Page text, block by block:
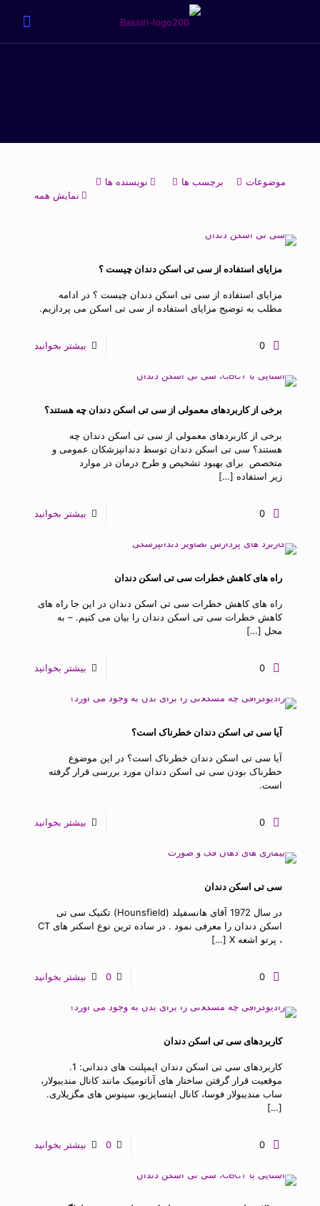
موضوعات برچسب ها
نویسنده ها
نمایش همه
مزایای استفاده از سی تی اسکن دندان چیست ؟
مزایای استفاده از سی تی اسکن دندان چیست ؟ در ادامه
مطلب به توضیح مزایای استفاده از سی تی اسکن می پردازیم.
0 بیشتر بخوانید
برخی از کاربردهای معمولی از سی تی اسکن دندان چه هستند؟
برخی از کاربردهای معمولی از سی تی اسکن دندان چه
هستند؟ سی تی اسکن دندان توسط دندانپزشکان عمومی و
متخصص برای بهبود تشخیص و طرح درمان در موارد
زیر استفاده […]
0 بیشتر بخوانید
راه های کاهش خطرات سی تی اسکن دندان
راه های کاهش خطرات سی تی اسکن دندان در این جا راه های
کاهش خطرات سی تی اسکن دندان را بیان می کنیم. – به
محل […]
0 بیشتر بخوانید
آیا سی تی اسکن دندان خطرناک است؟
آیا سی تی اسکن دندان خطرناک است؟ در این موضوع
خطرناک بودن سی تی اسکن دندان مورد بررسی قرار گرفته
است.
0 بیشتر بخوانید
سی تی اسکن دندان
در سال 1972 آقای هانسفیلد (Hounsfield) تکنیک سی تی
اسکن دندان را معرفی نمود . در ساده ترین نوع اسکنر های CT
، پرتو اشعه X
[…]
0
0 بیشتر بخوانید
کاربردهای سی تی اسکن دندان
کاربردهای سی تی اسکن دندان ایمپلنت های دندانی: 1.
موقعیت قرار گرفتن ساختار های آناتومیک مانند کانال مندیبولار،
ساب مندیبولار فوسا، کانال اینسایزیو، سینوس های مگزیلاری.
[…]
0
0 بیشتر بخوانید